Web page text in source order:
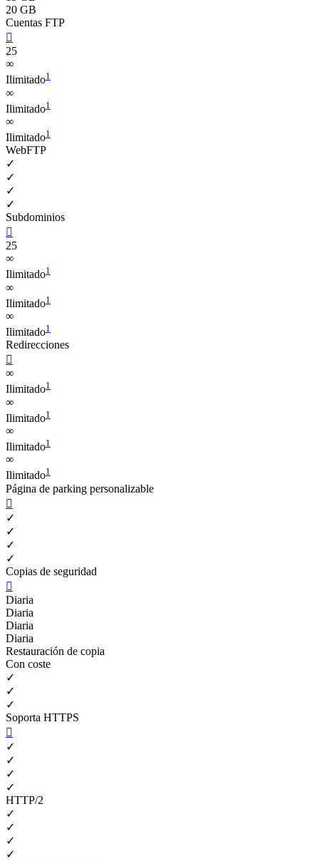
20 GB
Cuentas FTP

25
∞
Ilimitado1
∞
Ilimitado1
∞
Ilimitado1
WebFTP
✓
✓
✓
✓
Subdominios

25
∞
Ilimitado1
∞
Ilimitado1
∞
Ilimitado1
Redirecciones

∞
Ilimitado1
∞
Ilimitado1
∞
Ilimitado1
∞
Ilimitado1
Página de parking personalizable

✓
✓
✓
✓
Copias de seguridad

Diaria
Diaria
Diaria
Diaria
Restauración de copia
Con coste
✓
✓
✓
Soporta HTTPS

✓
✓
✓
✓
HTTP/2
✓
✓
✓
✓